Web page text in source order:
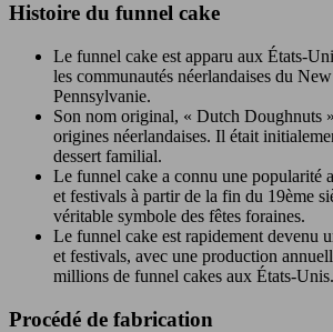
Histoire du funnel cake
Le funnel cake est apparu aux États-
les communautés néerlandaises du
Pennsylvanie.
Son nom original, « Dutch Doughnuts
origines néerlandaises. Il était
dessert familial.
Le funnel cake a connu une popularité
et festivals à partir de la fin du 19ème
véritable symbole des fêtes foraines.
Le funnel cake est rapidement devenu
et festivals, avec une production
millions de funnel cakes aux États-Unis.
Procédé de fabrication